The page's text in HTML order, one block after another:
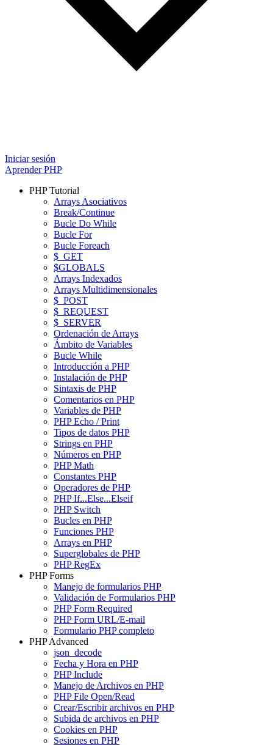
Iniciar sesión
Aprender PHP
PHP Tutorial
Arrays Asociativos
Break/Continue
Bucle Do While
Bucle For
Bucle Foreach
$_GET
$GLOBALS
Arrays Indexados
Arrays Multidimensionales
$_POST
$_REQUEST
$_SERVER
Ordenación de Arrays
Ámbito de Variables
Bucle While
Introducción a PHP
Instalación de PHP
Sintaxis de PHP
Comentarios en PHP
Variables de PHP
PHP Echo / Print
Tipos de datos PHP
Strings en PHP
Números en PHP
PHP Math
Constantes PHP
Operadores de PHP
PHP If...Else...Elseif
PHP Switch
Bucles en PHP
Funciones PHP
Arrays en PHP
Superglobales de PHP
PHP RegEx
PHP Forms
Manejo de formularios PHP
Validación de Formularios PHP
PHP Form Required
PHP Form URL/E-mail
Formulario PHP completo
PHP Advanced
json_decode
Fecha y Hora en PHP
PHP Include
Manejo de Archivos en PHP
PHP File Open/Read
Crear/Escribir archivos en PHP
Subida de archivos en PHP
Cookies en PHP
Sesiones en PHP